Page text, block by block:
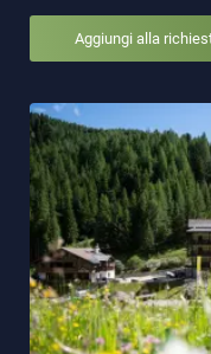
Aggiungi alla